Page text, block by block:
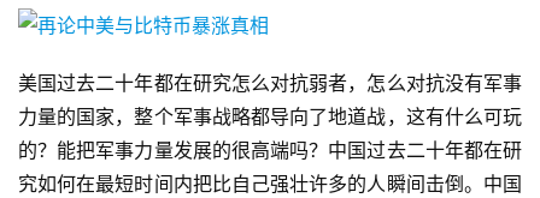
美国过去二十年都在研究怎么对抗弱者，怎么对抗没有军事
力量的国家，整个军事战略都导向了地道战，这有什么可玩
的？能把军事力量发展的很高端吗？中国过去二十年都在研
究如何在最短时间内把比自己强壮许多的人瞬间击倒。中国